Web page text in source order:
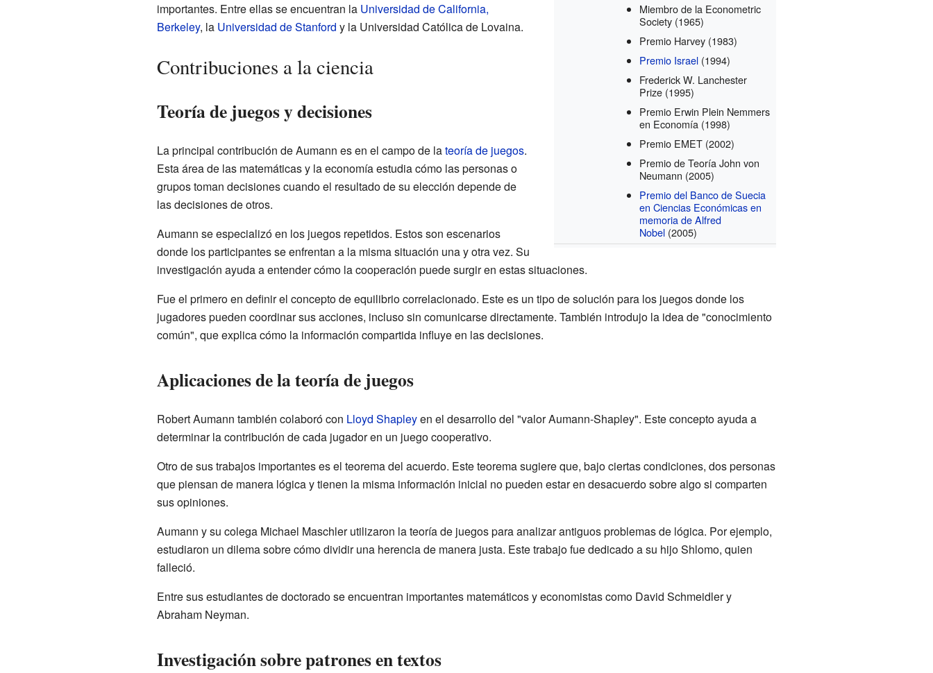
Miembro de la Econometric
Society (1965)
Premio Harvey (1983)
Premio Israel (1994)
Frederick W. Lanchester
Prize (1995)
Premio Erwin Plein Nemmers
en Economía (1998)
Premio EMET (2002)
Premio de Teoría John von
Neumann (2005)
Premio del Banco de Suecia
en Ciencias Económicas en
memoria de Alfred
Nobel (2005)
importantes. Entre ellas se encuentran la Universidad de California,
Berkeley, la Universidad de Stanford y la Universidad Católica de Lovaina.
Contribuciones a la ciencia
Teoría de juegos y decisiones
La principal contribución de Aumann es en el campo de lateoría de juegos.
Esta área de las matemáticas y la economía estudia cómo las personas o
grupos toman decisiones cuando el resultado de su elección depende de
las decisiones de otros.
Aumann se especializó en los juegos repetidos. Estos son escenarios
donde los participantes se enfrentan a la misma situación una y otra vez. Su
investigación ayuda a entender cómo la cooperación puede surgir en estas situaciones.
Fue el primero en definir el concepto de equilibrio correlacionado. Este es un tipo de solución para los juegos donde los
jugadores pueden coordinar sus acciones, incluso sin comunicarse directamente. También introdujo la idea de "conocimiento
común", que explica cómo la información compartida influye en las decisiones.
Aplicaciones de la teoría de juegos
Robert Aumann también colaboró con Lloyd Shapleyen el desarrollo del "valor Aumann-Shapley". Este concepto ayuda a
determinar la contribución de cada jugador en un juego cooperativo.
Otro de sus trabajos importantes es el teorema del acuerdo. Este teorema sugiere que, bajo ciertas condiciones, dos personas
que piensan de manera lógica y tienen la misma información inicial no pueden estar en desacuerdo sobre algo si comparten
sus opiniones.
Aumann y su colega Michael Maschler utilizaron la teoría de juegos para analizar antiguos problemas de lógica. Por ejemplo,
estudiaron un dilema sobre cómo dividir una herencia de manera justa. Este trabajo fue dedicado a su hijo Shlomo, quien
falleció.
Entre sus estudiantes de doctorado se encuentran importantes matemáticos y economistas como David Schmeidler y
Abraham Neyman.
Investigación sobre patrones en textos